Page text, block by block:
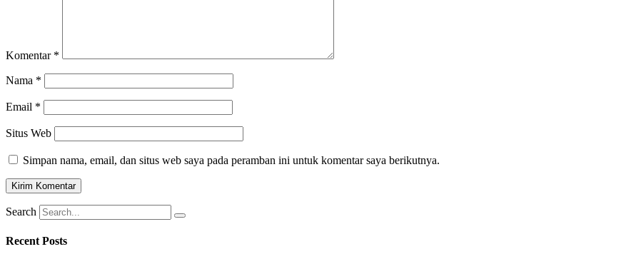
Komentar *
Nama *
Email *
Situs Web
Simpan nama, email, dan situs web saya pada peramban ini untuk komentar saya berikutnya.
Search
Recent Posts